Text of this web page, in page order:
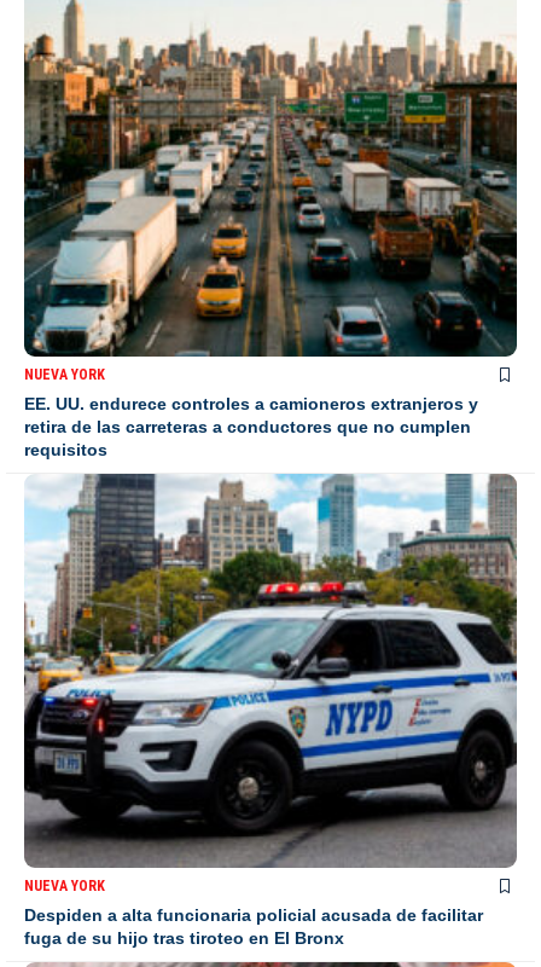
NUEVA YORK
EE. UU. endurece controles a camioneros extranjeros y
retira de las carreteras a conductores que no cumplen
requisitos
NUEVA YORK
Despiden a alta funcionaria policial acusada de facilitar
fuga de su hijo tras tiroteo en El Bronx